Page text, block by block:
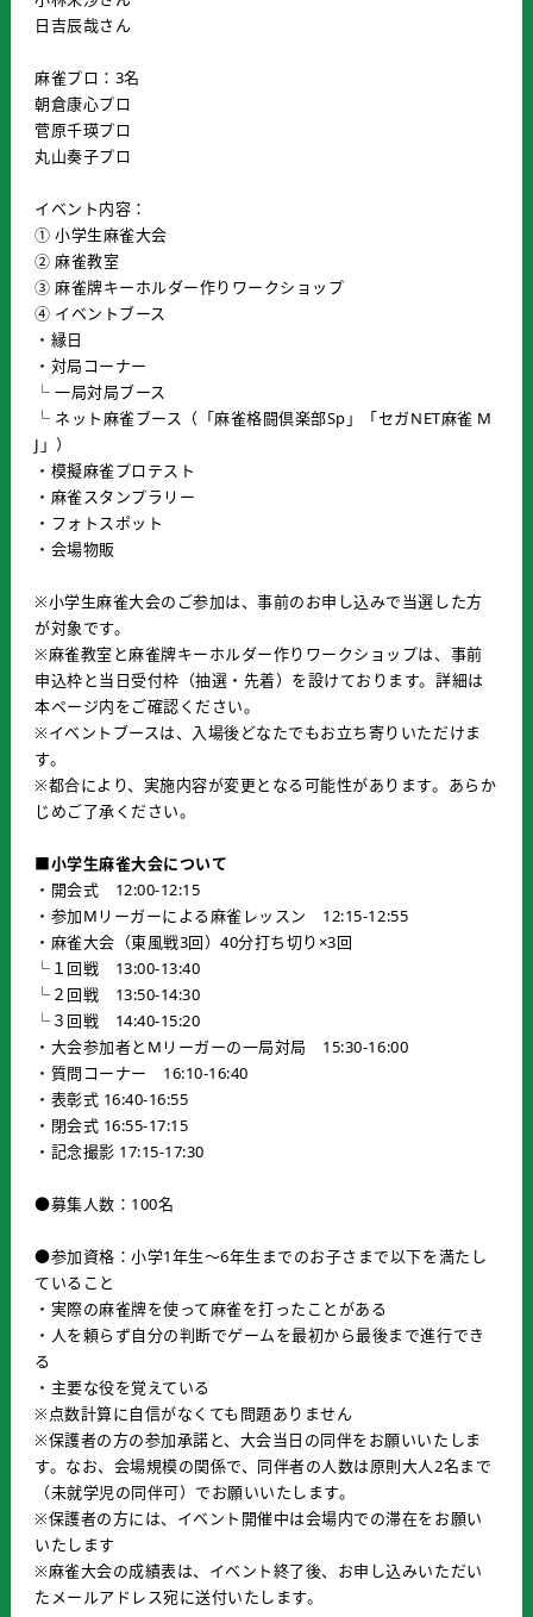
日吉辰哉さん
麻雀プロ：3名
朝倉康心プロ
菅原千瑛プロ
丸山奏子プロ
イベント内容：
① 小学生麻雀大会
② 麻雀教室
③ 麻雀牌キーホルダー作りワークショップ
④ イベントブース
・縁日
・対局コーナー
└ 一局対局ブース
└ ネット麻雀ブース（「麻雀格闘倶楽部Sp」「セガNET麻雀 M
J」）
・模擬麻雀プロテスト
・麻雀スタンプラリー
・フォトスポット
・会場物販
※小学生麻雀大会のご参加は、事前のお申し込みで当選した方
が対象です。
※麻雀教室と麻雀牌キーホルダー作りワークショップは、事前
申込枠と当日受付枠（抽選・先着）を設けております。詳細は
本ページ内をご確認ください。
※イベントブースは、入場後どなたでもお立ち寄りいただけま
す。
※都合により、実施内容が変更となる可能性があります。あらか
じめご了承ください。
■小学生麻雀大会について
・開会式 12:00-12:15
・参加Mリーガーによる麻雀レッスン 12:15-12:55
・麻雀大会（東風戦3回）40分打ち切り×3回
└１回戦 13:00-13:40
└２回戦 13:50-14:30
└３回戦 14:40-15:20
・大会参加者とMリーガーの一局対局 15:30-16:00
・質問コーナー 16:10-16:40
・表彰式 16:40-16:55
・閉会式 16:55-17:15
・記念撮影 17:15-17:30
●募集人数：100名
●参加資格：小学1年生～6年生までのお子さまで以下を満たし
ていること
・実際の麻雀牌を使って麻雀を打ったことがある
・人を頼らず自分の判断でゲームを最初から最後まで進行でき
る
・主要な役を覚えている
※点数計算に自信がなくても問題ありません
※保護者の方の参加承諾と、大会当日の同伴をお願いいたしま
す。なお、会場規模の関係で、同伴者の人数は原則大人2名まで
（未就学児の同伴可）でお願いいたします。
※保護者の方には、イベント開催中は会場内での滞在をお願い
いたします
※麻雀大会の成績表は、イベント終了後、お申し込みいただい
たメールアドレス宛に送付いたします。